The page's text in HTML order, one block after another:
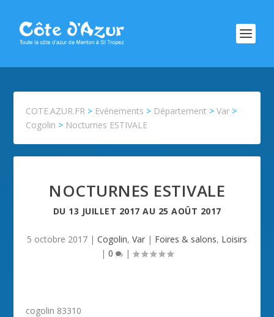
COTE.AZUR.FR > Evénements > Département >Var >
Cogolin > Nocturnes ESTIVALE
NOCTURNES ESTIVALE
DU 13 JUILLET 2017 AU 25 AOÛT 2017
5 octobre 2017 | Cogolin, Var | Foires & salons, Loisirs
| 0 |
cogolin 83310